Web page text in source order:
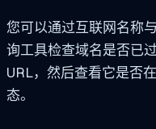
您可以通过互联网名称
询工具检查域名是否已
URL，然后查看它是否
态。